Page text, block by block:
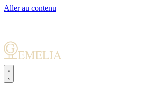
Aller au contenu